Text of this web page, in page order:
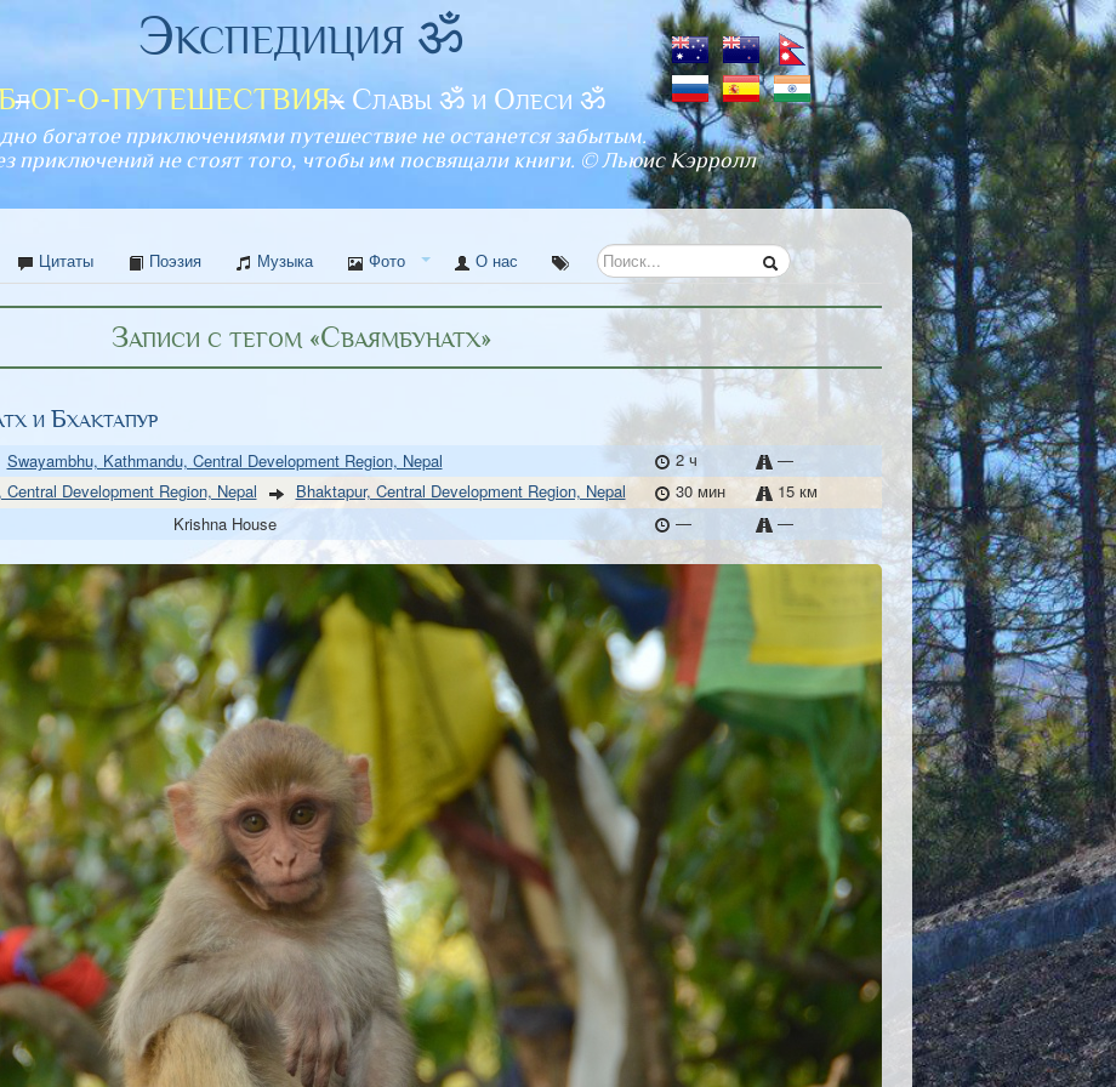
Экспедиция ॐ
лОГ-О-ПУТЕШЕСТВИЯхСлавы ॐ и Олеси ॐ
богатое приключениями путешествие не останется забытым.
приключений не стоят того, чтобы им посвящали книги. © Льюис Кэрролл
Цитаты Поэзия Музыка Фото О нас
Записи с тегом «Сваямбунатх»
и Бхактапур
Swayambhu, Kathmandu, Central Development Region, Nepal 2 ч
—
Development Region, Nepal
Bhaktapur, Central Development Region, Nepal 30 мин
15 км
Krishna House
— —